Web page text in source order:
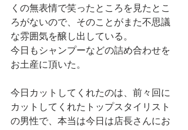
くの無表情で笑ったところを見たとこ
ろがないので、そのことがまた不思議
な雰囲気を醸し出している。
今日もシャンプーなどの詰め合わせを
お土産に頂いた。
今日カットしてくれたのは、前々回に
カットしてくれたトップスタイリスト
の男性で、本当は今日は店長さんにお